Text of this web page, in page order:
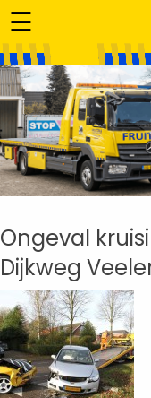
☰
Ongeval
Dijkweg